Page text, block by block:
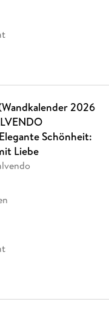
2026
Schönheit:
Liebe